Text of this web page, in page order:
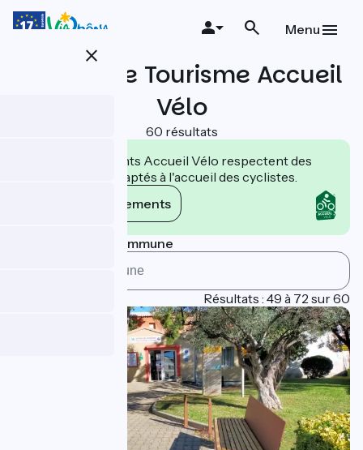
Aller
close
Menu
Offices de Tourisme Accueil
Vélo
60 résultats
Les établissements Accueil Vélo respectent des
engagements adaptés à l'accueil des cyclistes.
Voir les engagements
Rechercher par commune
Résultats : 49 à 72 sur 60